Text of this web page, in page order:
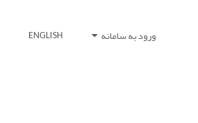
ورود به سامانه ENGLISH